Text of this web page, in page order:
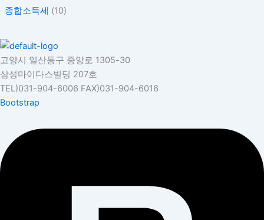
종합소득세 (10)
회
법
고양시 일산동구 중앙로 1305-30
삼성마이다스빌딩 207호
TEL)031-904-6006 FAX)031-904-6016
Bootstrap